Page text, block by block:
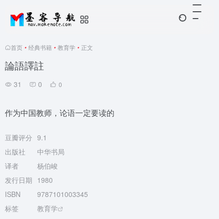
首页 • 经典书籍 • 教育学 • 正文
論語譯註
31 0 0
作为中国教师，论语一定要读的
豆瓣评分 9.1
出版社
中华书局
译者
杨伯峻
发行日期 1980
ISBN
9787101003345
标签
教育学